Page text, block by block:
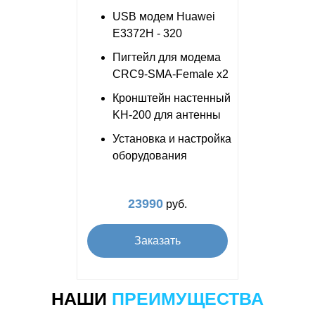
USB модем Huawei
E3372H - 320
Пигтейл для модема
CRC9-SMA-Female x2
Кронштейн настенный
KH-200 для антенны
Установка и настройка
оборудования
23990 руб.
Заказать
НАШИ ПРЕИМУЩЕСТВА